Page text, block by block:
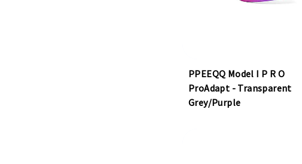
PPEEQQ Model I P R O
ProAdapt - Transparent
Grey/Purple